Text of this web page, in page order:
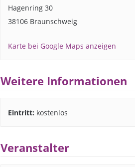
Hagenring 30
38106 Braunschweig
Karte bei Google Maps anzeigen
Weitere Informationen
Eintritt: kostenlos
Veranstalter